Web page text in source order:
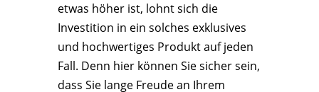
etwas höher ist, lohnt sich die
Investition in ein solches exklusives
und hochwertiges Produkt auf jeden
Fall. Denn hier können Sie sicher sein,
dass Sie lange Freude an Ihrem